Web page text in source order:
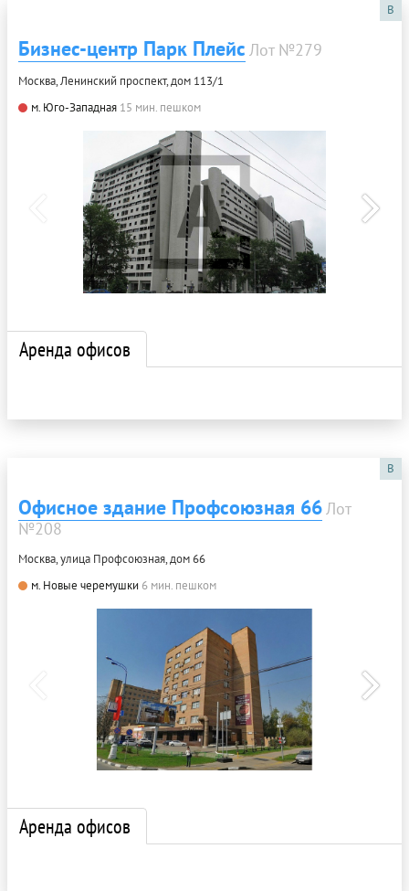
B
Бизнес-центр Парк Плейс Лот №279
Москва, Ленинский проспект, дом 113/1
м. Юго-Западная 15 мин. пешком
Аренда офисов
B
Офисное здание Профсоюзная 66 Лот
№208
Москва, улица Профсоюзная, дом 66
м. Новые черемушки 6 мин. пешком
Аренда офисов